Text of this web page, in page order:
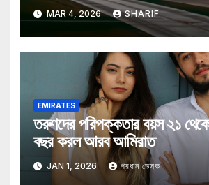
MAR 4, 2026 SHARIF
EMIRATES
তরুণদের পরিপক্কতার বয়স ২১ থেকে
বছর করল আরব আমিরাত
JAN 1, 2026 প্রধান ডেস্ক